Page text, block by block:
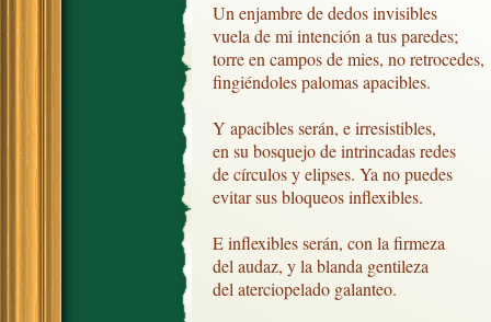
Un enjambre de dedos invisibles
vuela de mi intención a tus paredes;
torre en campos de mies, no retrocedes,
fingiéndoles palomas apacibles.
Y apacibles serán, e irresistibles,
en su bosquejo de intrincadas redes
de círculos y elipses. Ya no puedes
evitar sus bloqueos inflexibles.
E inflexibles serán, con la firmeza
del audaz, y la blanda gentileza
del aterciopelado galanteo.